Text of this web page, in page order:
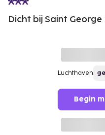
Dicht bij Saint
Luchthaven
Begin